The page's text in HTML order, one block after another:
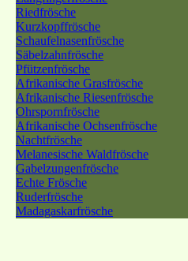
Riedfrösche
Kurzkopffrösche
Schaufelnasenfrösche
Säbelzahnfrösche
Pfützenfrösche
Afrikanische Grasfrösche
Afrikanische Riesenfrösche
Ohrspornfrösche
Afrikanische Ochsenfrösche
Nachtfrösche
Melanesische Waldfrösche
Gabelzungenfrösche
Echte Frösche
Ruderfrösche
Madagaskarfrösche